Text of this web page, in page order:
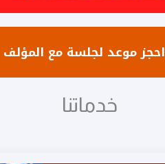
احجز موعد لجلسة مع المؤلف
خدماتنا